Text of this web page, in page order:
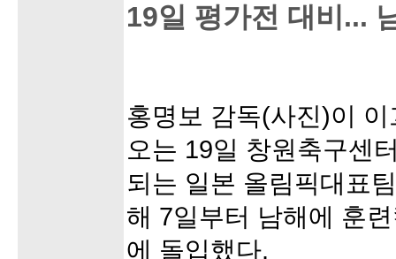
19일 평가전 대비...
홍명보 감독(사진)이
오는 19일 창원축구센
되는 일본 올림픽대표
해 7일부터 남해에 훈
에 돌입했다.